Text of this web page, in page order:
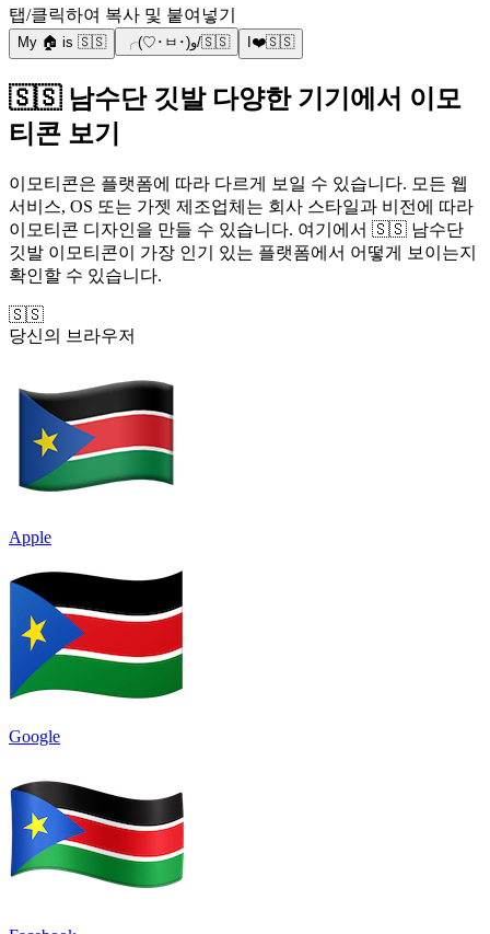
탭/클릭하여 복사 및 붙여넣기
My 🏠 is 🇸🇸 ╭(♡･ㅂ･)و/🇸🇸 I❤️🇸🇸
🇸🇸 남수단 깃발 다양한 기기에서 이모
티콘 보기
이모티콘은 플랫폼에 따라 다르게 보일 수 있습니다. 모든 웹
서비스, OS 또는 가젯 제조업체는 회사 스타일과 비전에 따라
이모티콘 디자인을 만들 수 있습니다. 여기에서 🇸🇸 남수단
깃발 이모티콘이 가장 인기 있는 플랫폼에서 어떻게 보이는지
확인할 수 있습니다.
🇸🇸
당신의 브라우저
Apple
Google